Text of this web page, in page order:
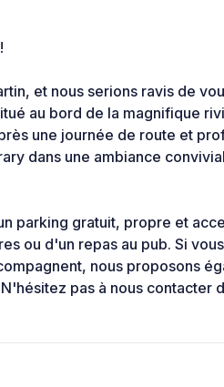
et nous serions ravis de
au bord de la magnifique
une journée de route et
dans une ambiance
parking gratuit, propre et
ou d'un repas au pub. Si
nous proposons
pas à nous contacter